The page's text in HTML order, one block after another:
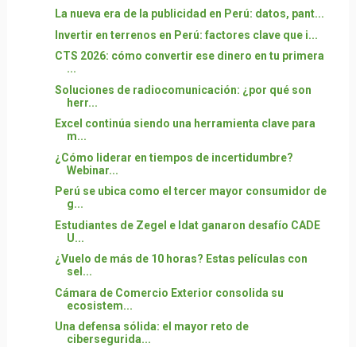
La nueva era de la publicidad en Perú: datos, pant...
Invertir en terrenos en Perú: factores clave que i...
CTS 2026: cómo convertir ese dinero en tu primera
...
Soluciones de radiocomunicación: ¿por qué son
herr...
Excel continúa siendo una herramienta clave para
m...
¿Cómo liderar en tiempos de incertidumbre?
Webinar...
Perú se ubica como el tercer mayor consumidor de
g...
Estudiantes de Zegel e Idat ganaron desafío CADE
U...
¿Vuelo de más de 10 horas? Estas películas con
sel...
Cámara de Comercio Exterior consolida su
ecosistem...
Una defensa sólida: el mayor reto de
cibersegurida...